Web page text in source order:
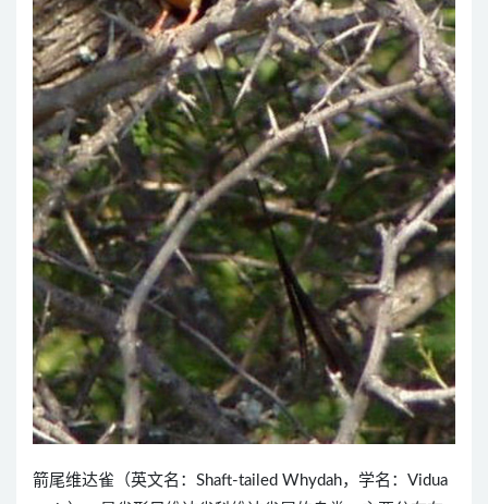
箭尾维达雀（英文名：Shaft-tailed Whydah，学名：Vidua